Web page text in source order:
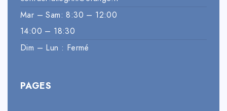
Mar – Sam: 8:30 – 12:00
14:00 – 18:30
Dim – Lun : Fermé
PAGES